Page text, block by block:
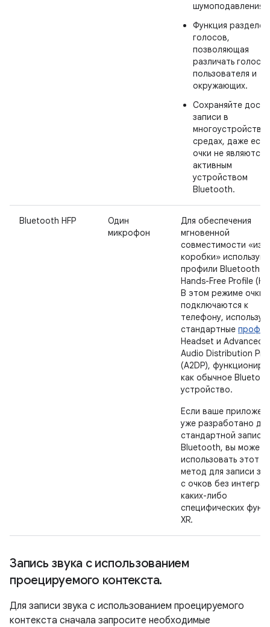
шумоподавления.
Функция
голосов,
позволяющая
различать голоса
пользователя и
окружающих.
Сохраняйте
записи в
средах, даже если
очки не являются
активным
устройством
Bluetooth.
Bluetooth HFP
Один
микрофон
Для обеспечения
мгновенной
совместимости «из
коробки»
профили Bluetooth
Hands-Free Profile
В этом режиме очки
подключаются к
телефону, используя
стандартные
Headset и Advanced
Audio Distribution
(A2DP),
как обычное
устройство.
Если ваше
уже разработано для
стандартной записи
Bluetooth, вы можете
использовать этот
метод для записи
с очков без
каких-либо
специфических
XR.
Запись звука с использованием
проецируемого контекста.
Для записи звука с использованием проецируемого
контекста сначала запросите необходимые